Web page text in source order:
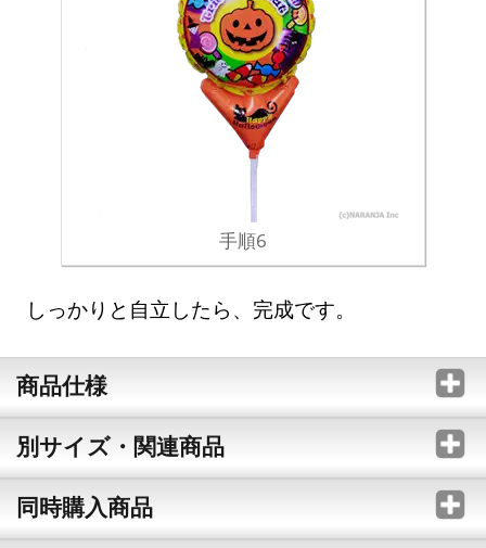
手順6
しっかりと自立したら、完成です。
商品仕様
別サイズ・関連商品
同時購入商品